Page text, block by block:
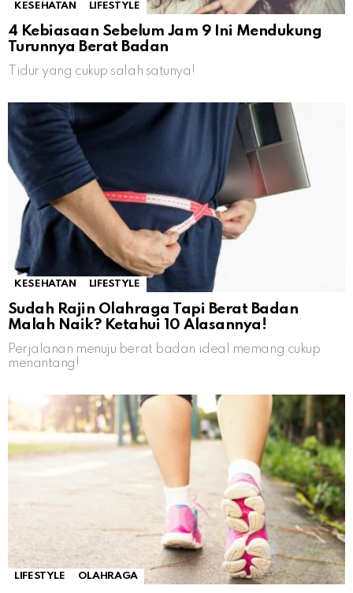
KESEHATAN LIFESTYLE
4 Kebiasaan Sebelum Jam 9 Ini Mendukung
Turunnya Berat Badan
Tidur yang cukup salah satunya!
KESEHATAN LIFESTYLE
Sudah Rajin Olahraga Tapi Berat Badan
Malah Naik? Ketahui 10 Alasannya!
Perjalanan menuju berat badan ideal memang cukup
menantang!
LIFESTYLE OLAHRAGA